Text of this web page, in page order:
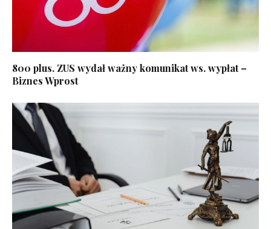
800 plus. ZUS wydał ważny komunikat ws. wypłat –
Biznes Wprost